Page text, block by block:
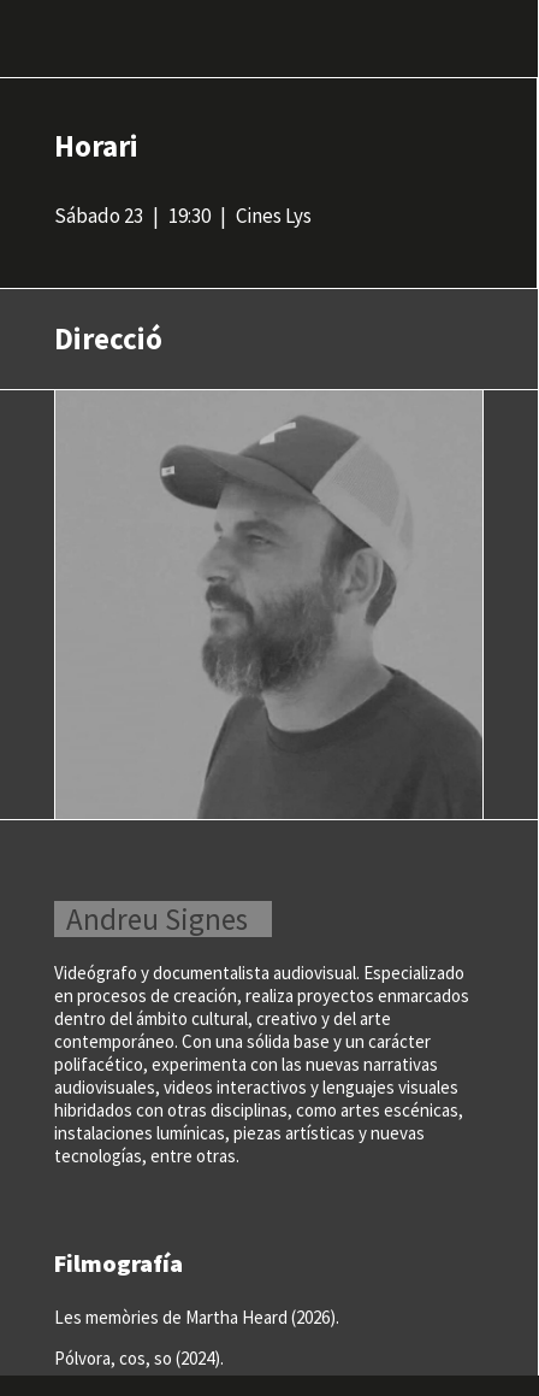
Horari
Sábado 23 19:30 Cines Lys
Direcció
Andreu Signes
Videógrafo y documentalista audiovisual. Especializado
en procesos de creación, realiza proyectos enmarcados
dentro del ámbito cultural, creativo y del arte
contemporáneo. Con una sólida base y un carácter
polifacético, experimenta con las nuevas narrativas
audiovisuales, videos interactivos y lenguajes visuales
hibridados con otras disciplinas, como artes escénicas,
instalaciones lumínicas, piezas artísticas y nuevas
tecnologías, entre otras.
Filmografía
Les memòries de Martha Heard (2026).
Pólvora, cos, so (2024).